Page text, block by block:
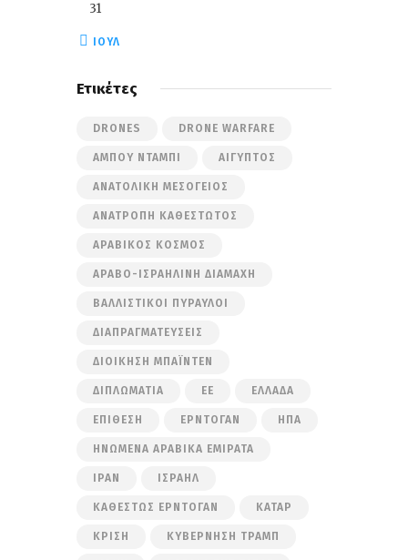
31
« ΙΟΎΛ
Ετικέτες
DRONES DRONE WARFARE
ΆΜΠΟΥ ΝΤΆΜΠΙ ΑΊΓΥΠΤΟΣ
ΑΝΑΤΟΛΙΚΉ ΜΕΣΌΓΕΙΟΣ
ΑΝΑΤΡΟΠΉ ΚΑΘΕΣΤΏΤΟΣ
ΑΡΑΒΙΚΌΣ ΚΌΣΜΟΣ
ΑΡΑΒΟ-ΙΣΡΑΗΛΙΝΉ ΔΙΑΜΆΧΗ
ΒΑΛΛΙΣΤΙΚΟΊ ΠΎΡΑΥΛΟΙ
ΔΙΑΠΡΑΓΜΑΤΕΎΣΕΙΣ
ΔΙΟΊΚΗΣΗ ΜΠΆΙΝΤΕΝ
ΔΙΠΛΩΜΑΤΊΑ ΕΕ ΕΛΛΆΔΑ
ΕΠΊΘΕΣΗ ΕΡΝΤΟΓΆΝ ΗΠΑ
ΗΝΩΜΈΝΑ ΑΡΑΒΙΚΆ ΕΜΙΡΆΤΑ
ΙΡΆΝ ΙΣΡΑΉΛ
ΚΑΘΕΣΤΏΣ ΕΡΝΤΟΓΆΝ ΚΑΤΆΡ
ΚΡΊΣΗ ΚΥΒΈΡΝΗΣΗ ΤΡΑΜΠ